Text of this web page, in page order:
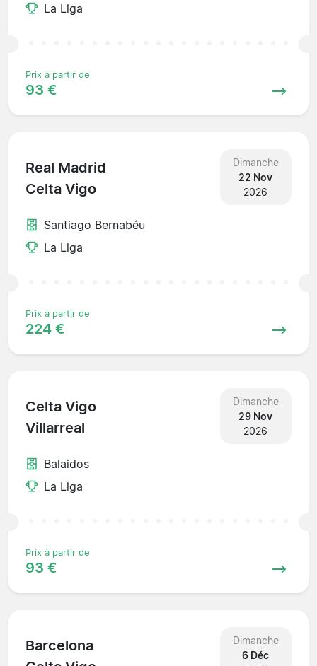
La Liga
Prix à partir de
93 €
Real Madrid
Celta Vigo
Dimanche
22 Nov
2026
Santiago Bernabéu
La Liga
Prix à partir de
224 €
Celta Vigo
Villarreal
Dimanche
29 Nov
2026
Balaidos
La Liga
Prix à partir de
93 €
Barcelona
Dimanche
6 Déc